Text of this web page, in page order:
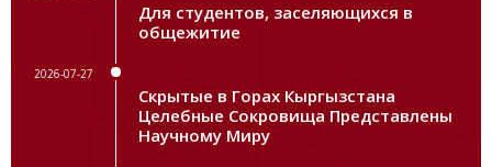
Для студентов, заселяющихся в
общежитие
2026-07-27
Скрытые в Горах Кыргызстана
Целебные Сокровища Представлены
Научному Миру